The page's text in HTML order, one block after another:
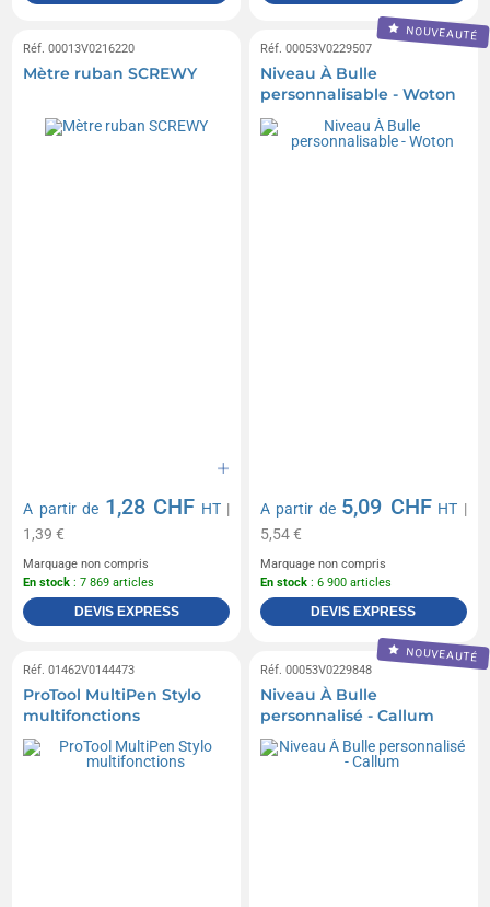
Réf. 00013V0216220
Mètre ruban SCREWY
A partir de 1,28 CHF HT|
1,39 €
Marquage non compris
En stock : 7 869 articles
DEVIS EXPRESS
NOUVEAUTÉ
Réf. 00053V0229507
Niveau À Bulle
personnalisable - Woton
A partir de 5,09 CHF HT |
5,54 €
Marquage non compris
En stock : 6 900 articles
DEVIS EXPRESS
Réf. 01462V0144473
ProTool MultiPen Stylo
multifonctions
NOUVEAUTÉ
Réf. 00053V0229848
Niveau À Bulle
personnalisé - Callum